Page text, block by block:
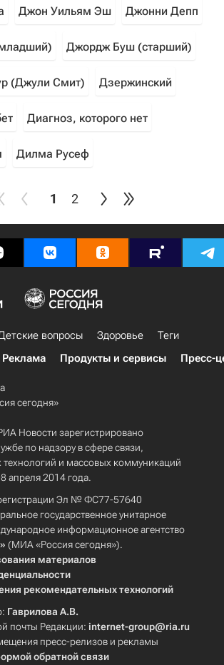
Джон Уильям Эш Джонни Депп
Джордж Буш (старший)
(Джули Смит) Дзержинский
Диагноз, которого нет
Дилма Русеф
1 2
вопросы Здоровье
Теги
Реклама Продукты и сервисы Пресс-
сегодня»
Новости зарегистрировано
по надзору в сфере связи,
и массовых коммуникаций
апреля 2014 года.
Эл № ФС77-57640
государственное унитарное
информационное агентство
(МИА «Россия сегодня»).
материалов
рекомендательных технологий
Гаврилова А.В.
почты Редакции: internet-group@ria.ru
пресс-релизов и рекламы
обратной связи